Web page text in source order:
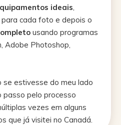
ideais
para cada foto e depois o
usando programas
Adobe Photoshop,
se estivesse do meu lado
pelo processo
vezes em alguns
que já visitei no Canadá.